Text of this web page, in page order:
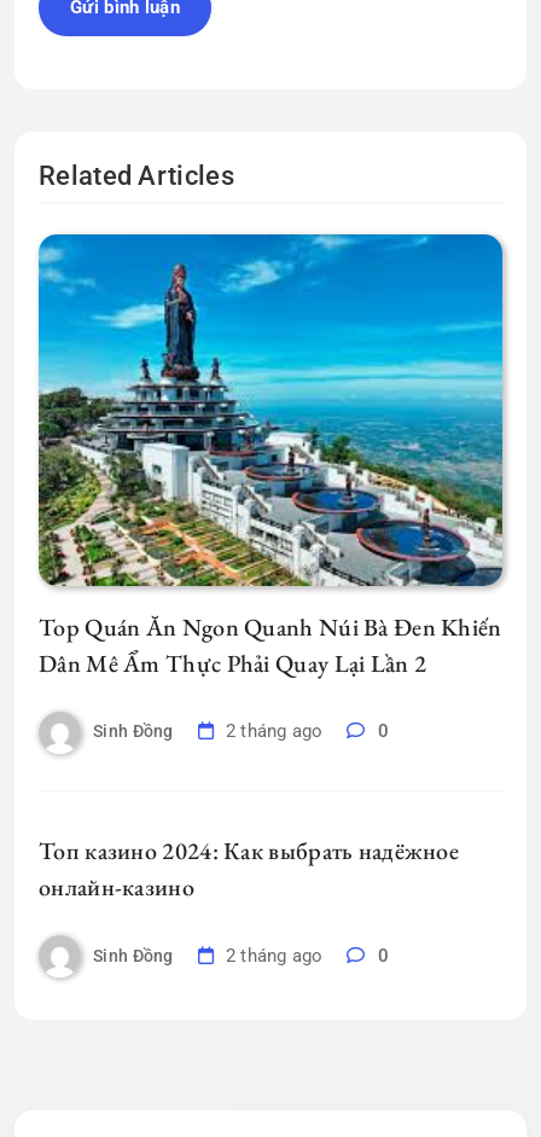
Related Articles
Top Quán Ăn Ngon Quanh Núi Bà Đen Khiến
Dân Mê Ẩm Thực Phải Quay Lại Lần 2
Sinh Đồng 2 tháng ago 0
Топ казино 2024: Как выбрать надёжное
онлайн-казино
Sinh Đồng 2 tháng ago 0